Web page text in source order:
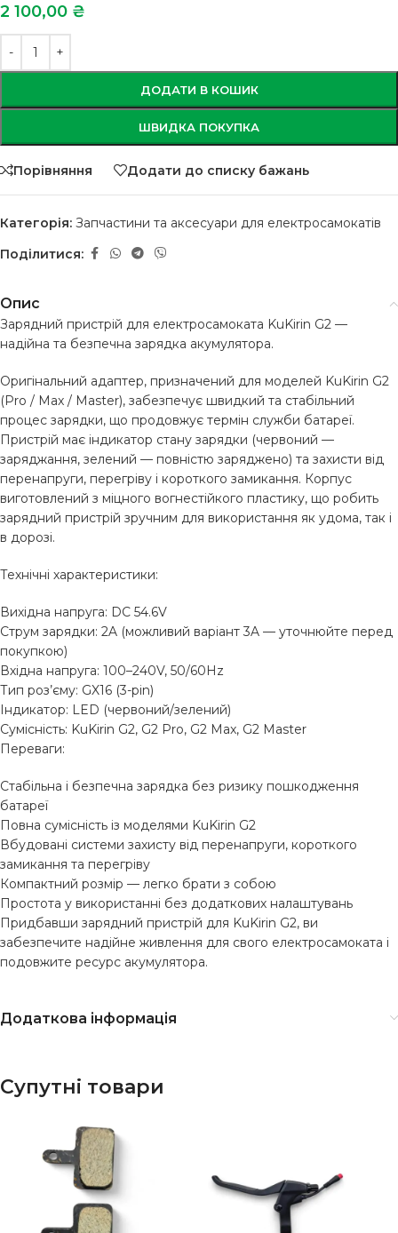
2 100,00 ₴
ДОДАТИ В КОШИК
ШВИДКА ПОКУПКА
Порівняння Додати до списку бажань
Категорія: Запчастини та аксесуари для електросамокатів
Поділитися:
Опис
Зарядний пристрій для електросамоката KuKirin G2 —
надійна та безпечна зарядка акумулятора.
Оригінальний адаптер, призначений для моделей KuKirin G2
(Pro / Max / Master), забезпечує швидкий та стабільний
процес зарядки, що продовжує термін служби батареї.
Пристрій має індикатор стану зарядки (червоний —
заряджання, зелений — повністю заряджено) та захисти від
перенапруги, перегріву і короткого замикання. Корпус
виготовлений з міцного вогнестійкого пластику, що робить
зарядний пристрій зручним для використання як удома, так і
в дорозі.
Технічні характеристики:
Вихідна напруга: DC 54.6V
Струм зарядки: 2A (можливий варіант 3A — уточнюйте перед
покупкою)
Вхідна напруга: 100–240V, 50/60Hz
Тип роз’єму: GX16 (3-pin)
Індикатор: LED (червоний/зелений)
Сумісність: KuKirin G2, G2 Pro, G2 Max, G2 Master
Переваги:
Стабільна і безпечна зарядка без ризику пошкодження
батареї
Повна сумісність із моделями KuKirin G2
Вбудовані системи захисту від перенапруги, короткого
замикання та перегріву
Компактний розмір — легко брати з собою
Простота у використанні без додаткових налаштувань
Придбавши зарядний пристрій для KuKirin G2, ви
забезпечите надійне живлення для свого електросамоката і
подовжите ресурс акумулятора.
Додаткова інформація
Супутні товари